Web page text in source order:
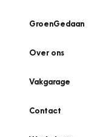
GroenGedaan
Over ons
Vakgarage
Contact